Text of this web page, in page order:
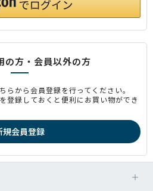
の方・会員以外の方
らから会員登録を行ってください。
登録しておくと便利にお買い物ができ